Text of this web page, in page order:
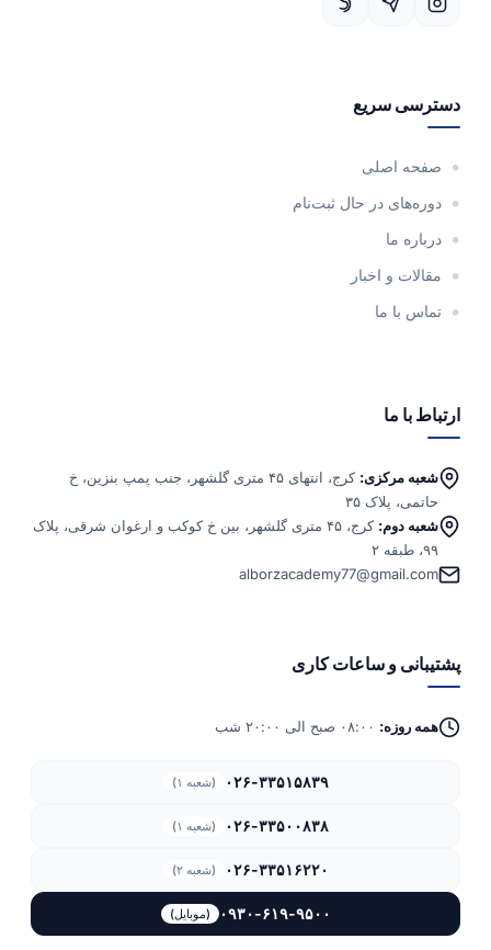
دسترسی سریع
صفحه اصلی
دوره‌های در حال ثبت‌نام
درباره ما
مقالات و اخبار
تماس با ما
ارتباط با ما
شعبه مرکزی:
کرج، انتهای ۴۵ متری گلشهر، جنب پمپ بنزین، خ
حاتمی، پلاک ۳۵
شعبه دوم:
کرج، ۴۵ متری گلشهر، بین خ کوکب و ارغوان شرقی، پلاک
۹۹، طبقه ۲
alborzacademy77@gmail.com
پشتیبانی و ساعات کاری
همه روزه:
۰۲۶-۳۳۵۱۵۸۳۹ (شعبه ۱)
۰۲۶-۳۳۵۰۰۸۳۸ (شعبه ۱)
۰۲۶-۳۳۵۱۶۲۲۰ (شعبه ۲)
۰۹۳۰-۶۱۹-۹۵۰۰ (موبایل)